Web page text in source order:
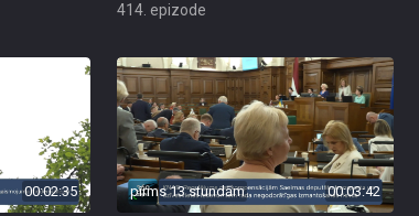
414. epizode
00:02:35 pirms 13 stundām 00:03:42